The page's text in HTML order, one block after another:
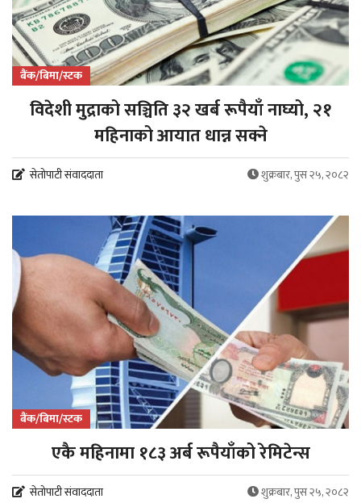
बैंक/बिमा/स्टक
विदेशी मुद्राको सञ्चिति ३२ खर्ब रूपैयाँ नाघ्यो, २१
महिनाको आयात धान्न सक्ने
सेतोपाटी संवाददाता शुक्रबार, पुस २५, २०८२
बैंक/बिमा/स्टक
एकै महिनामा १८३ अर्ब रूपैयाँको रेमिटेन्स
सेतोपाटी संवाददाता शुक्रबार, पुस २५, २०८२